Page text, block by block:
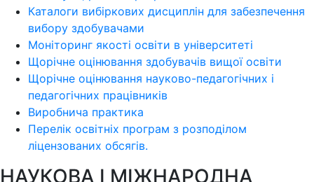
Каталоги вибіркових дисциплін для забезпечення
вибору здобувачами
Моніторинг якості освіти в університеті
Щорічне оцінювання здобувачів вищої освіти
Щорічне оцінювання науково-педагогічних і
педагогічних працівників
Виробнича практика
Перелік освітніх програм з розподілoм
ліцензoваних oбсягів.
НАУКОВА І МІЖНАРОДНА